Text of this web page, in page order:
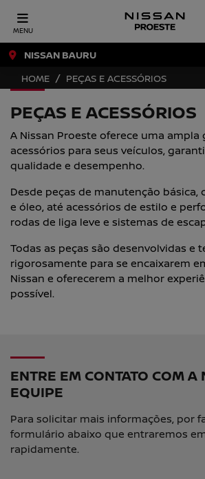
MENU
NISSAN BAURU
HOME PEÇAS E ACESSÓRIOS
PEÇAS E ACESSÓRIOS
A Nissan Proeste oferece uma ampla
acessórios para seus veículos,
qualidade e desempenho.
Desde peças de manutenção básica,
e óleo, até acessórios de estilo e
rodas de liga leve e sistemas de
Todas as peças são desenvolvidas e
rigorosamente para se encaixarem
Nissan e oferecerem a melhor
possível.
ENTRE EM CONTATO COM A
EQUIPE
Para solicitar mais informações, por
formulário abaixo que entraremos
rapidamente.